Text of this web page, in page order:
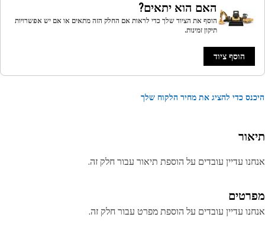
האם הוא יתאים?
הוסף את הציוד שלך כדי לראות אם החלק הזה מתאים או אם יש אפשרויות
תיקון זמינות.
הוסף ציוד
כדי להציג את מחיר הלקוח שלך
עדיין עובדים על הוספת תיאור עבור חלק זה.
עדיין עובדים על הוספת מפרט עבור חלק זה.